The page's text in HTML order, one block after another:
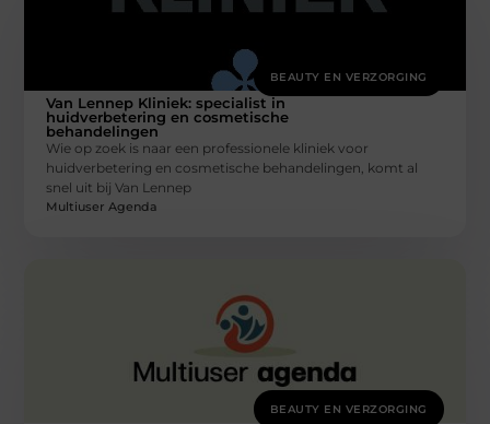
BEAUTY EN VERZORGING
Van Lennep Kliniek: specialist in
huidverbetering en cosmetische
behandelingen
Wie op zoek is naar een professionele kliniek voor
huidverbetering en cosmetische behandelingen, komt al
snel uit bij Van Lennep
Multiuser Agenda
BEAUTY EN VERZORGING